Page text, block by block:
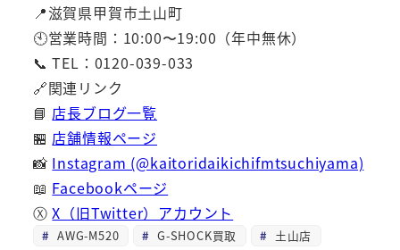
📍滋賀県甲賀市土山町
🕙営業時間：10:00〜19:00（年中無休）
📞 TEL：0120-039-033
🔗関連リンク
📘 店長ブログ一覧
🏪 店舗情報ページ
📸 Instagram (@kaitoridaikichifmtsuchiyama)
📖 Facebookページ
ⓍX（旧Twitter）アカウント
AWG-M520 G-SHOCK買取
土山店